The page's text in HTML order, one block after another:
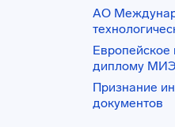
АО
диплому
Признание
документов